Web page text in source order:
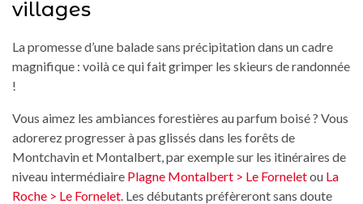
villages
La promesse d’une balade sans précipitation dans un cadre
magnifique : voilà ce qui fait grimper les skieurs de randonnée
!
Vous aimez les ambiances forestières au parfum boisé ? Vous
adorerez progresser à pas glissés dans les forêts de
Montchavin et Montalbert, par exemple sur les itinéraires de
niveau intermédiaire Plagne Montalbert > Le Forneletou La
Roche > Le Fornelet . Les débutants préfèreront sans doute